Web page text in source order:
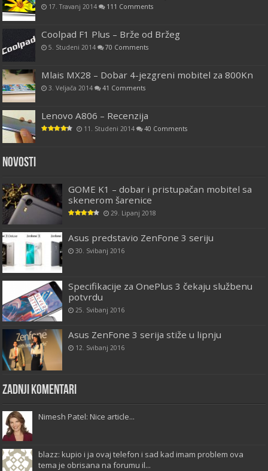
17. Travanj 2014 111 Comments
Coolpad F1 Plus – Brže od Bržeg
5. Studeni 2014 70 Comments
Mlais MX28 – Dobar 4-jezgreni mobitel za 800Kn
3. Veljača 2014 41 Comments
Lenovo A806 – Recenzija
11. Studeni 2014 40 Comments
Novosti
GOME K1 – dobar i pristupačan mobitel sa
skenerom šarenice
29. Lipanj 2018
Asus predstavio ZenFone 3 seriju
30. Svibanj 2016
Specifikacije za OnePlus 3 čekaju službenu
potvrdu
25. Svibanj 2016
Asus ZenFone 3 serija stiže u lipnju
12. Svibanj 2016
Zadnji komentari
Nimesh Patel: Nice article...
blazz: kupio i ja ovaj telefon i sad kad imam problem ova
tema je obrisana na forumu il...